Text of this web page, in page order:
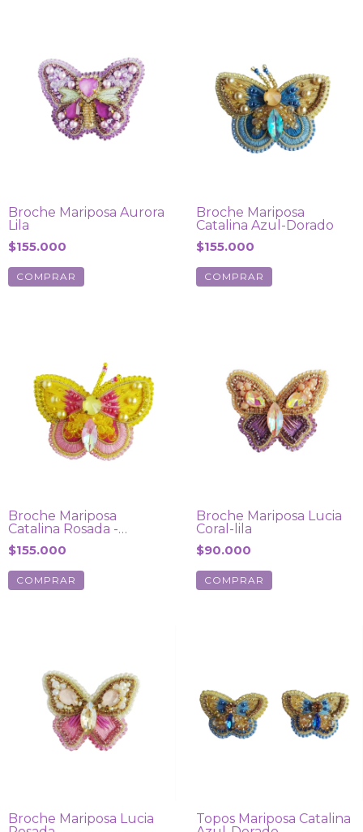
Broche Mariposa Aurora
Lila
$155.000
Broche Mariposa
Catalina Azul-Dorado
$155.000
Broche Mariposa
Catalina Rosada -
Amarilla
$155.000
Broche Mariposa Lucia
Coral-lila
$90.000
Broche Mariposa Lucia
Topos Mariposa Catalina